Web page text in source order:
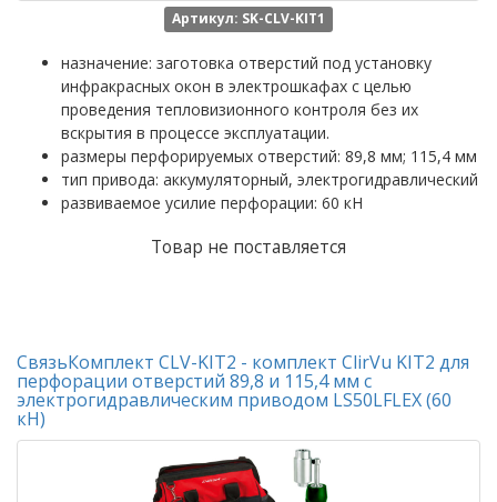
Артикул: SK-CLV-KIT1
назначение: заготовка отверстий под установку
инфракрасных окон в электрошкафах с целью
проведения тепловизионного контроля без их
вскрытия в процессе эксплуатации.
размеры перфорируемых отверстий: 89,8 мм; 115,4 мм
тип привода: аккумуляторный, электрогидравлический
развиваемое усилие перфорации: 60 кН
Товар не поставляется
СвязьКомплект CLV-KIT2 - комплект ClirVu KIT2 для
перфорации отверстий 89,8 и 115,4 мм с
электрогидравлическим приводом LS50LFLEX (60
кН)